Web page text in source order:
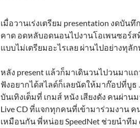
เมื่อวานเร่งเตรียม presentation งดบัน
คาด อดหลับอดนอนไปงานโอเพนซอร์ส
แบบไม่เตรียมอะไรเลย ผ่านไปอย่างทุลัก
หลัง present แล้วก็มาเดินวนไปวนมาแ
ฟังอยากได้สไลด์ก็เลยนัดให้มาก๊อปที่บูธ
บันเทิงเต็มที่ เกมส์ หนัง เสียงดัง คนผ่าน
Live CD ที่แจกทุกคนที่เข้ามาร่วมงาน ค
เหมือนกัน พี่หน่อย SpeedNet ช่วยนำทีม